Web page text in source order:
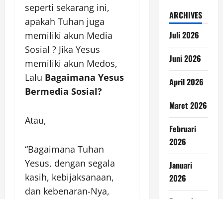
seperti sekarang ini,
apakah Tuhan juga
memiliki akun Media
Sosial ? Jika Yesus
memiliki akun Medos,
Lalu Bagaimana Yesus
Bermedia Sosial?
Atau,
“Bagaimana Tuhan
Yesus, dengan segala
kasih, kebijaksanaan,
dan kebenaran-Nya,
ARCHIVES
Juli 2026
Juni 2026
April 2026
Maret 2026
Februari
2026
Januari
2026